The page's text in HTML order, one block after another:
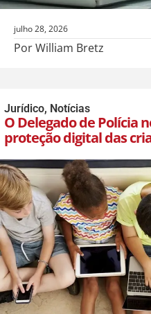
julho 28, 2026
Por William Bretz
Jurídico, Notícias
O Delegado de Polícia
proteção digital das